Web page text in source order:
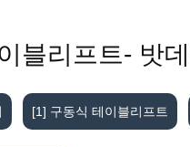
블리프트- 밧
[1] 구동식 테이블리프트